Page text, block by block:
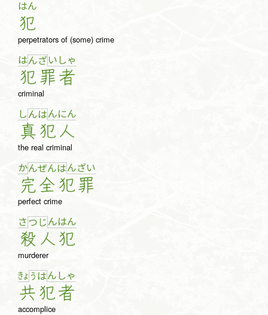
はん
犯
perpetrators of (some) crime
はん
犯
ざい
罪
しゃ
者
criminal
しん
真
はん
犯
にん
人
the real criminal
かん
完
ぜん
全
はん
犯
ざい
罪
perfect crime
さ つ
殺
じ ん
人
はん
犯
murderer
きょ う
共
はん
犯
しゃ
者
accomplice